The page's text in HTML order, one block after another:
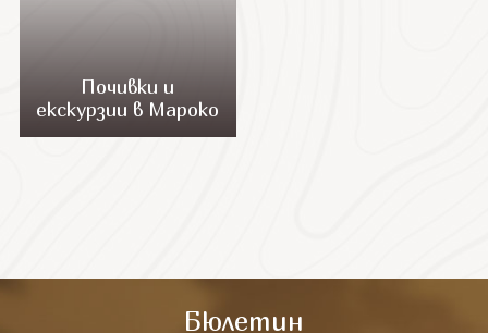
ЕКЗОТИКАПочивки и
екскурзии в Мароко
Бюлетин